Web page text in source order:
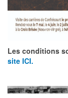
Les conditions
site ICI.